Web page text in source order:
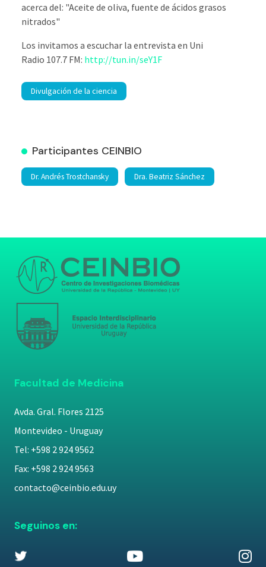
acerca del: "Aceite de oliva, fuente de ácidos grasos
nitrados"
Los invitamos a escuchar la entrevista en Uni
Radio 107.7 FM: http://tun.in/seY1F
Divulgación de la ciencia
Participantes CEINBIO
Dr. Andrés Trostchansky Dra. Beatriz Sánchez
Facultad de Medicina
Avda. Gral. Flores 2125
Montevideo - Uruguay
Tel: +598 2 924 9562
Fax: +598 2 924 9563
contacto@ceinbio.edu.uy
Seguinos en: